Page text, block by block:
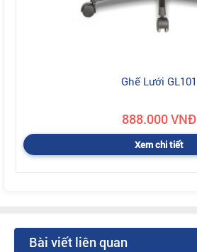
Ghế Lưới GL101
888.000 VNĐ
Xem chi tiết
Bài viết liên quan